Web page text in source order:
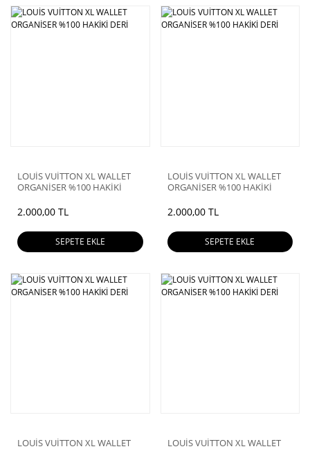
LOUİS VUİTTON XL WALLET
ORGANİSER %100 HAKİKİ
2.000,00 TL
SEPETE EKLE
LOUİS VUİTTON XL WALLET
ORGANİSER %100 HAKİKİ
2.000,00 TL
SEPETE EKLE
LOUİS VUİTTON XL WALLET
LOUİS VUİTTON XL WALLET